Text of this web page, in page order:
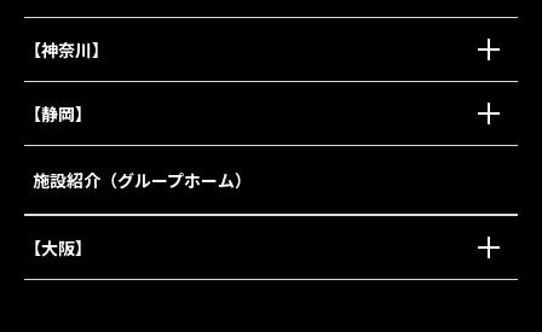
【神奈川】
【静岡】
施設紹介（グループホーム）
【大阪】